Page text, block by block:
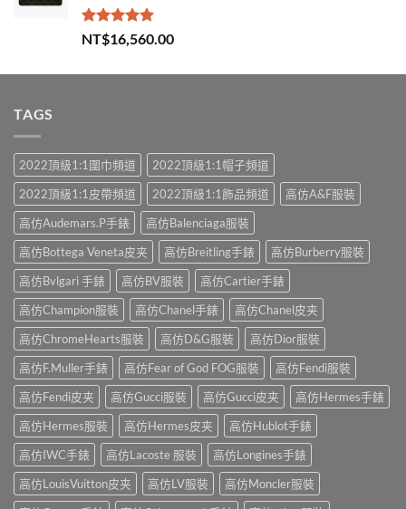
評分5.00
滿分 5
NT$16,560.00
TAGS
2022頂級1:1圍巾頻道
2022頂級1:1帽子頻道
2022頂級1:1皮帶頻道
2022頂級1:1飾品頻道
高仿A&F服裝
高仿Audemars.P手錶
高仿Balenciaga服裝
高仿Bottega Veneta皮夹
高仿Breitling手錶
高仿Burberry服裝
高仿Bvlgari 手錶
高仿BV服裝
高仿Cartier手錶
高仿Champion服裝
高仿Chanel手錶
高仿Chanel皮夹
高仿ChromeHearts服裝
高仿D&G服裝
高仿Dior服裝
高仿F.Muller手錶
高仿Fear of God FOG服裝
高仿Fendi服裝
高仿Fendi皮夹
高仿Gucci服裝 高仿Gucci皮夹
高仿Hermes手錶
高仿Hermes服裝
高仿Hermes皮夹
高仿Hublot手錶
高仿IWC手錶
高仿Lacoste 服裝
高仿Longines手錶
高仿LouisVuitton皮夹
高仿LV服裝
高仿Moncler服裝